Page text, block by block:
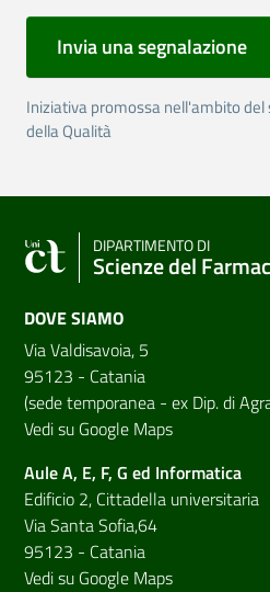
Invia una segnalazione
Iniziativa promossa nell'ambito
della Qualità
DIPARTIMENTO DI
Scienze del
DOVE SIAMO
Via Valdisavoia, 5
95123 - Catania
(sede temporanea - ex Dip. di
Vedi su Google Maps
Aule A, E, F, G ed Informatica
Edificio 2, Cittadella universitaria
Via Santa Sofia,64
95123 - Catania
Vedi su Google Maps